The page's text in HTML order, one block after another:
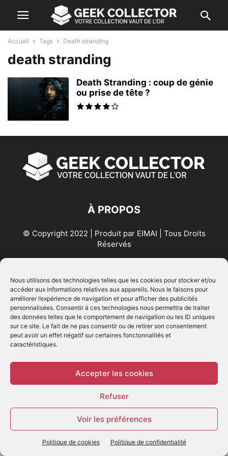
Nous utilisons des technologies telles que les cookies pour stocker et/ou
accéder aux informations relatives aux appareils. Nous le faisons pour
améliorer l’expérience de navigation et pour afficher des publicités
personnalisées. Consentir à ces technologies nous permettra de traiter
des données telles que le comportement de navigation ou les ID uniques
sur ce site. Le fait de ne pas consentir ou de retirer son consentement
peut avoir un effet négatif sur certaines fonctonnalités et
caractéristiques.
Accepter les cookies
Refuser
Voir les préférences
Politique de cookies Politique de confidentialité
Accueil Tags Death stranding
death stranding
Death Stranding : coup de génie
ou prise de tête ?
À PROPOS
© Copyright 2022 | Produit par EIMAI | Tous Droits
Réservés
SUIVEZ NOUS